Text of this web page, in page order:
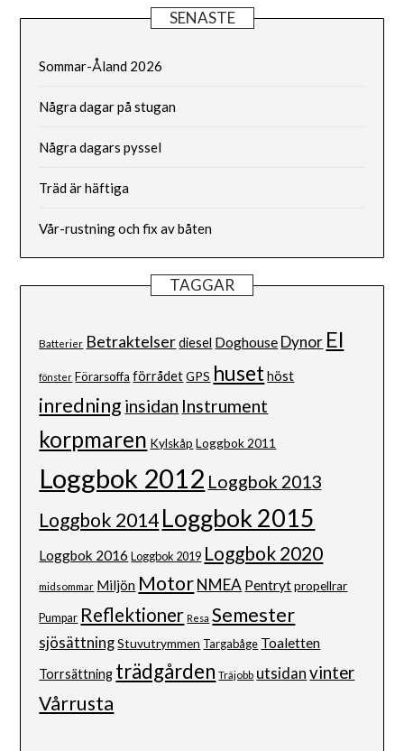
SENASTE
Sommar-Åland 2026
Några dagar på stugan
Några dagars pyssel
Träd är häftiga
Vår-rustning och fix av båten
TAGGAR
Batterier Betraktelser diesel Doghouse Dynor El
fönster Förarsoffa förrådet GPS huset höst
inredning insidan Instrument
korpmaren Kylskåp Loggbok 2011
Loggbok 2012 Loggbok 2013
Loggbok 2014Loggbok 2015
Loggbok 2016 Loggbok 2019 Loggbok 2020
midsommar Miljön MotorNMEA Pentryt propellrar
Pumpar Reflektioner Resa Semester
sjösättning Stuvutrymmen Targabåge Toaletten
Torrsättning trädgården Träjobb utsidan vinter
Vårrusta